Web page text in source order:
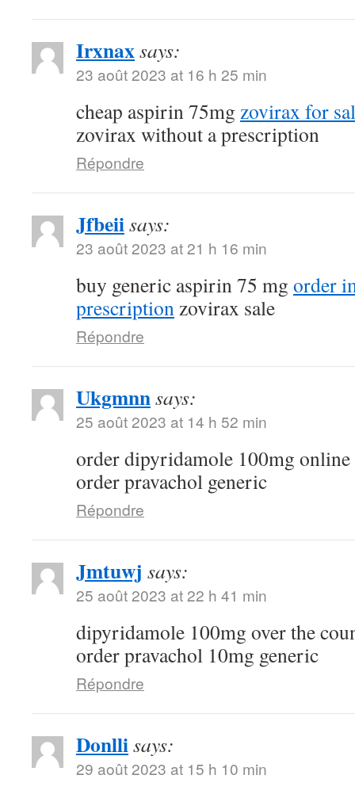
Irxnaxsays:
23 août 2023 at 16 h 25 min
cheap aspirin 75mg zovirax for
zovirax without a prescription
Répondre
Jfbeiisays:
23 août 2023 at 21 h 16 min
buy generic aspirin 75 mg order
prescriptionzovirax sale
Répondre
Ukgmnnsays:
25 août 2023 at 14 h 52 min
order dipyridamole 100mg online
order pravachol generic
Répondre
Jmtuwj says:
25 août 2023 at 22 h 41 min
dipyridamole 100mg over the
order pravachol 10mg generic
Répondre
Donllisays:
29 août 2023 at 15 h 10 min